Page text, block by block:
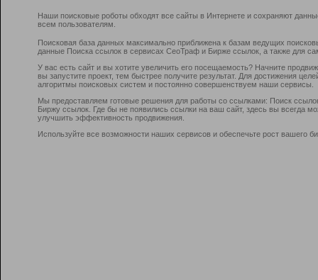
Наши поисковые роботы обходят все сайты в Интернете и сохраняют
всем пользователям.
Поисковая база данных максимально приближена к базам ведущих
данные Поиска ссылок в сервисах СеоТраф и Бирже ссылок, а также для
У вас есть сайт и вы хотите увеличить его посещаемость? Начните
вы запустите проект, тем быстрее получите результат. Для достижения
алгоритмы поисковых систем и постоянно совершенствуем наши сервисы.
Мы предоставляем готовые решения для работы со ссылками: Поиск
Биржу ссылок. Где бы не появились ссылки на ваш сайт, здесь вы всегда
улучшить эффективность продвижения.
Используйте все возможности наших сервисов и обеспечьте рост вашего